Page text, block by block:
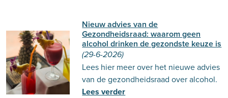
Nieuw advies van de
Gezondheidsraad: waarom geen
alcohol drinken de gezondste keuze is
(29-6-2026)
Lees hier meer over het nieuwe advies
van de gezondheidsraad over alcohol.
Lees verder